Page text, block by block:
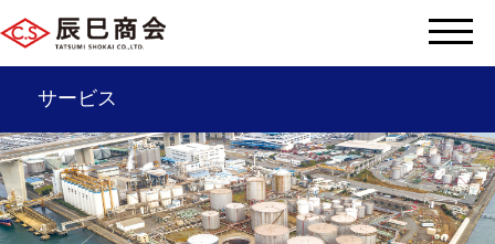
辰巳商会を知る
サービス一覧
サービス